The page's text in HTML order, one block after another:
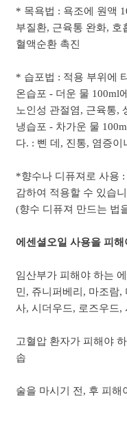
* 목욕법 : 욕조에 원액
부질환, 근육통 완화, 호
혈액순환 촉진
* 습포법 : 적용 부위에
온습포 - 더운 물 100ml
노인성 관절염, 근육통,
냉습포 - 차가운 물
다. : 삔 데, 진통, 염증이
*향수나 디퓨져로 사용
감하여 적용할 수 있습
(향수 디퓨져 만드는 법
에센셜오일 사용을 피
임산부가 피해야 하는
민, 쥬니퍼베리, 마조람,
사, 시더우드, 로즈우드,
고혈압 환자가 피해야
솝
술을 마시기 전, 후 피해